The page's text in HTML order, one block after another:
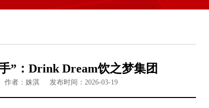
”：Drink Dream饮之梦集团
者：姝淇 发布时间：2026-03-19